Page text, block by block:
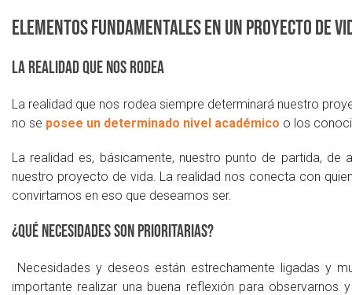
Elementos fundamentales en un proyecto de
La realidad que nos rodea
La realidad que nos rodea siempre determinará nuestro
no se posee un determinado nivel académico o los
La realidad es, básicamente, nuestro punto de partida,
nuestro proyecto de vida. La realidad nos conecta con
convirtamos en eso que deseamos ser.
¿Qué necesidades son prioritarias?
Necesidades y deseos están estrechamente ligadas y
importante realizar una buena reflexión para